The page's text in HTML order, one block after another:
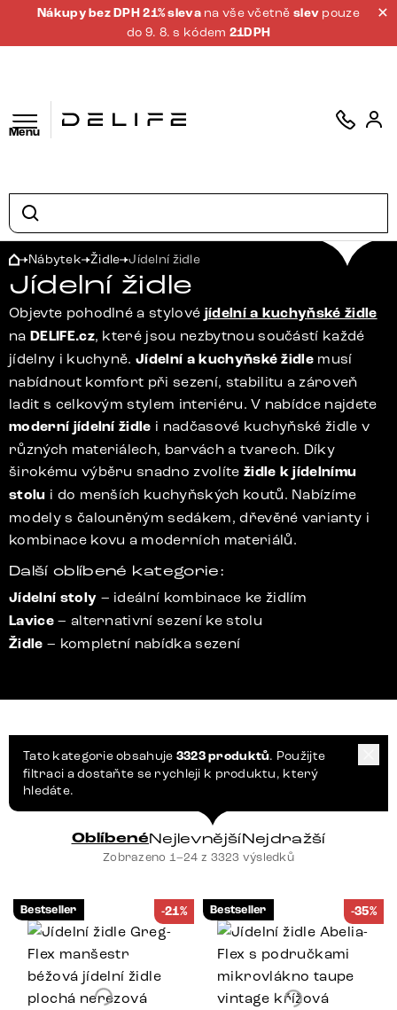
Nákupy bez DPH 21% sleva na vše včetněslev pouze
do 9. 8. s kódem 21DPH
Menu
Nábytek Židle Jídelní židle
Jídelní židle
Objevte pohodlné a stylové jídelní a kuchyňské židle
na DELIFE.cz, které jsou nezbytnou součástí každé
jídelny i kuchyně.Jídelní a kuchyňské židle musí
nabídnout komfort při sezení, stabilitu a zároveň
ladit s celkovým stylem interiéru. V nabídce najdete
moderní jídelní židle i nadčasové kuchyňské židle v
různých materiálech, barvách a tvarech. Díky
širokému výběru snadno zvolíte židle k jídelnímu
stolu i do menších kuchyňských koutů. Nabízíme
modely s čalouněným sedákem, dřevěné varianty i
kombinace kovu a moderních materiálů.
Další oblíbené kategorie:
Jídelní stoly – ideální kombinace ke židlím
Lavice – alternativní sezení ke stolu
Židle – kompletní nabídka sezení
Tato kategorie obsahuje 3323 produktů. Použijte
filtraci a dostaňte se rychleji k produktu, který
hledáte.
OblíbenéNejlevnějšíNejdražší
Zobrazeno 1–24 z 3323 výsledků
Bestseller -21% Bestseller -35%